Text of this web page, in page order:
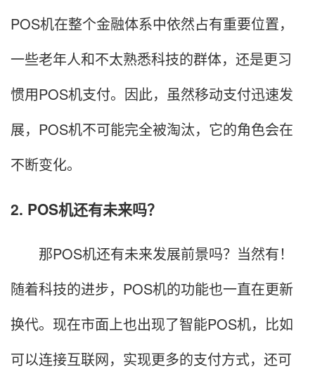
POS机在整个金融体系中依然占有重要位置，
一些老年人和不太熟悉科技的群体，还是更习
惯用POS机支付。因此，虽然移动支付迅速发
展，POS机不可能完全被淘汰，它的角色会在
不断变化。
2. POS机还有未来吗？
那POS机还有未来发展前景吗？当然有！
随着科技的进步，POS机的功能也一直在更新
换代。现在市面上也出现了智能POS机，比如
可以连接互联网，实现更多的支付方式，还可